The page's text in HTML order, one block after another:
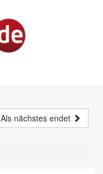
Als nächstes endet